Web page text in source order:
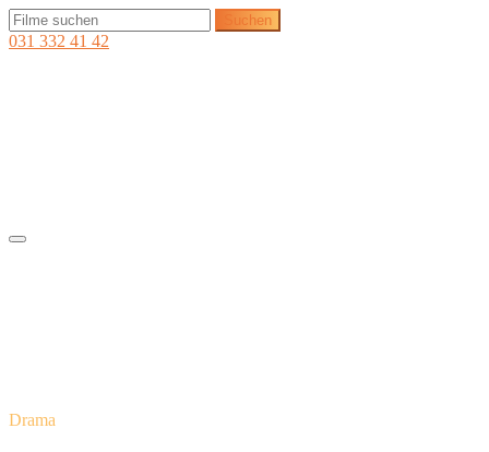
031 332 41 42
Drama